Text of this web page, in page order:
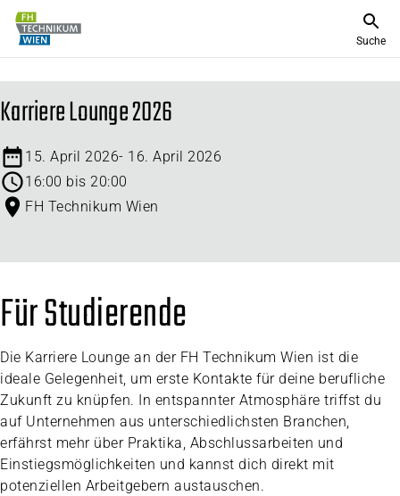
Suche
Karriere Lounge 2026
15. April 2026- 16. April 2026
16:00 bis 20:00
FH Technikum Wien
Für Studierende
Die Karriere Lounge an der FH Technikum Wien ist die
ideale Gelegenheit, um erste Kontakte für deine berufliche
Zukunft zu knüpfen. In entspannter Atmosphäre triffst du
auf Unternehmen aus unterschiedlichsten Branchen,
erfährst mehr über Praktika, Abschlussarbeiten und
Einstiegsmöglichkeiten und kannst dich direkt mit
potenziellen Arbeitgebern austauschen.